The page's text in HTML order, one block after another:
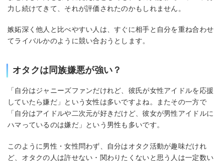
力し続けてきて、それが評価されたのかもしれません。
嫉妬深く他人と比べやすい人は、すぐに相手と自分を重ね合わせ
てライバルかのように競い合おうとします。
オタクは同族嫌悪が強い？
「自分はジャニーズファンだけれど、彼氏が女性アイドルを応援
していたら嫌だ」という女性は多いですよね。またその一方で
「自分はアイドルや二次元が好きだけど、彼女が男性アイドルに
ハマっているのは嫌だ」という男性も多いです。
このように男性・女性問わず、自分はオタク活動が趣味だけれ
ど、オタクの人は許せない・関わりたくないと思う人は一定数い